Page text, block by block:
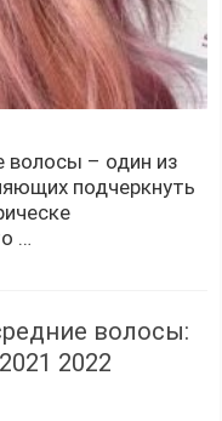
волосы – один из
подчеркнуть
…
волосы:
2022